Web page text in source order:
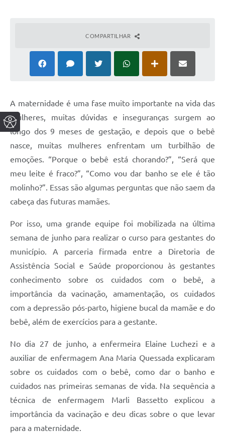
COMPARTILHAR
A maternidade é uma fase muito importante na vida das
mulheres, muitas dúvidas e inseguranças surgem ao
longo dos 9 meses de gestação, e depois que o bebê
nasce, muitas mulheres enfrentam um turbilhão de
emoções. “Porque o bebê está chorando?”, “Será que
meu leite é fraco?”, “Como vou dar banho se ele é tão
molinho?”. Essas são algumas perguntas que não saem da
cabeça das futuras mamães.
Por isso, uma grande equipe foi mobilizada na última
semana de junho para realizar o curso para gestantes do
município. A parceria firmada entre a Diretoria de
Assistência Social e Saúde proporcionou às gestantes
conhecimento sobre os cuidados com o bebê, a
importância da vacinação, amamentação, os cuidados
com a depressão pós-parto, higiene bucal da mamãe e do
bebê, além de exercícios para a gestante.
No dia 27 de junho, a enfermeira Elaine Luchezi e a
auxiliar de enfermagem Ana Maria Quessada explicaram
sobre os cuidados com o bebê, como dar o banho e
cuidados nas primeiras semanas de vida. Na sequência a
técnica de enfermagem Marli Bassetto explicou a
importância da vacinação e deu dicas sobre o que levar
para a maternidade.